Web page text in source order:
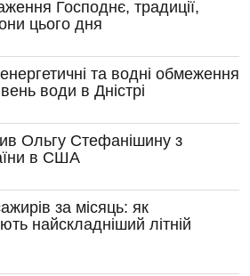
Господнє, традиції,
цього дня
та водні обмеження
води в Дністрі
Ольгу Стефанішину з
в США
за місяць: як
найскладніший літній